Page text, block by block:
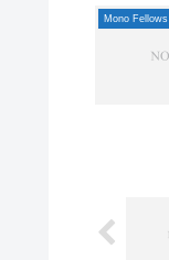
Mono Fellows